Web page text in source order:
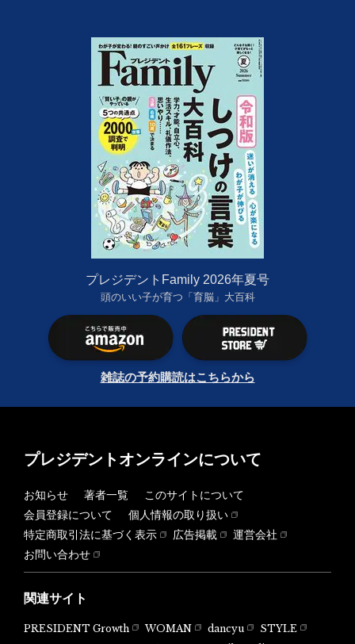
プレジデントFamily 2026年夏号
頭のいい子が育つ「育脳」大百科
雑誌の予約購読はこちらから
プレジデントオンラインについて
お知らせ 著者一覧
このサイトについて
会員登録について
個人情報の取り扱い
特定商取引法に基づく表示
広告掲載
運営会社
お問い合わせ
関連サイト
PRESIDENT Growth WOMAN dancyu
STYLE